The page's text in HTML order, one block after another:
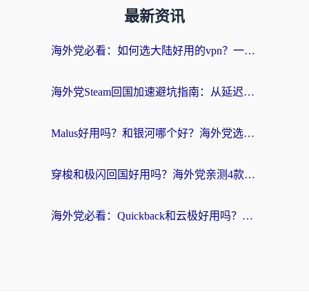
最新资讯
海外党必看：如何选大陆好用的vpn？一篇解决你的回国访问难题
海外党Steam回国加速避坑指南：从延迟卡顿到无缝畅玩，我踩过的坑和最优解
Malus好用吗？和银河哪个好？海外党选回国加速器的避坑指南（附乌克兰玩国内游戏实测）
穿梭和极闪回国好用吗？海外党亲测4款加速器+1个隐藏宝藏
海外党必看：Quickback和云极好用吗？3招教你选对回国加速器（附PC端VPN实测对比）